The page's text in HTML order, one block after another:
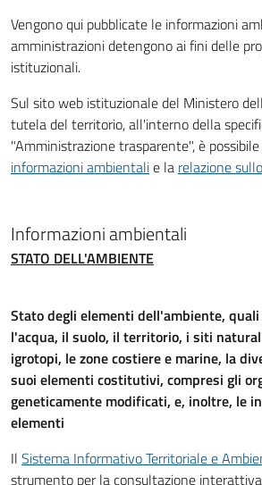
Vengono qui pubblicate le informazioni
amministrazioni detengono ai fini delle
istituzionali.
Sul sito web istituzionale del Ministero
tutela del territorio, all'interno della
"Amministrazione trasparente", è
informazioni ambientalie la relazione
Informazioni ambientali
STATO DELL'AMBIENTE
Stato degli elementi dell'ambiente,
l'acqua, il suolo, il territorio, i siti
igrotopi, le zone costiere e marine, la
suoi elementi costitutivi, compresi gli
geneticamente modificati, e, inoltre, le
elementi
Il Sistema Informativo Territoriale e
strumento per la consultazione